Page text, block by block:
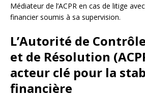
Médiateur de l’ACPR en cas de litige
financier soumis à sa supervision.
L’Autorité de
et de Résolution
acteur clé pour la
financière